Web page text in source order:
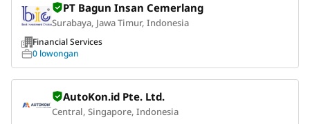
PT Bagun Insan Cemerlang
Surabaya, Jawa Timur, Indonesia
Financial Services
0 lowongan
AutoKon.id Pte. Ltd.
Central, Singapore, Indonesia